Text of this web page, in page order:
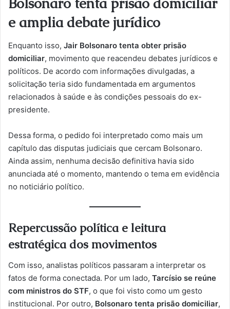
e amplia debate jurídico
Enquanto isso, Jair Bolsonaro tenta obter prisão
domiciliar, movimento que reacendeu debates jurídicos e
políticos. De acordo com informações divulgadas, a
solicitação teria sido fundamentada em argumentos
relacionados à saúde e às condições pessoais do ex-
presidente.
Dessa forma, o pedido foi interpretado como mais um
capítulo das disputas judiciais que cercam Bolsonaro.
Ainda assim, nenhuma decisão definitiva havia sido
anunciada até o momento, mantendo o tema em evidência
no noticiário político.
Repercussão política e leitura
estratégica dos movimentos
Com isso, analistas políticos passaram a interpretar os
fatos de forma conectada. Por um lado, Tarcísio se reúne
com ministros do STF, o que foi visto como um gesto
institucional. Por outro, Bolsonaro tenta prisão domiciliar,